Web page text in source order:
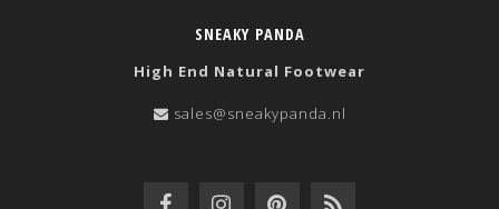
SNEAKY PANDA
High End Natural Footwear
sales@sneakypanda.nl